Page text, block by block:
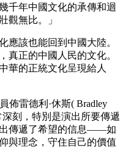
千年中國文化的承傳和迴
觀無比。」
應該也能回到中國大陸。
真正的中國人民的文化。
華的正統文化呈現給人
佈雷德利·休斯( Bradley
刻，特別是演出所要傳遞
傳遞了希望的信息——如
與理念，守住自己的價值